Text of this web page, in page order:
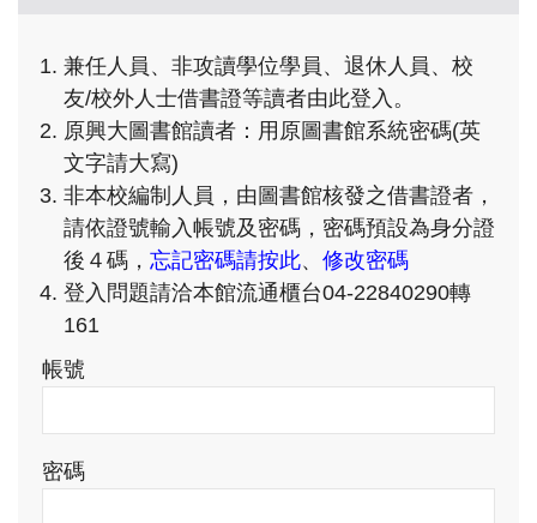
兼任人員、非攻讀學位學員、退休人員、校
友/校外人士借書證等讀者由此登入。
原興大圖書館讀者：用原圖書館系統密碼(英
文字請大寫)
非本校編制人員，由圖書館核發之借書證者，
請依證號輸入帳號及密碼，密碼預設為身分證
後４碼， 忘記密碼請按此、 修改密碼
登入問題請洽本館流通櫃台04-22840290轉
161
帳號
密碼